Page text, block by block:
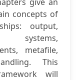
concepts of
output,
systems,
metafile,
This
will